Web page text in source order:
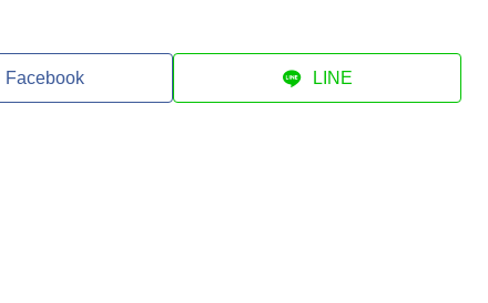
Facebook LINE